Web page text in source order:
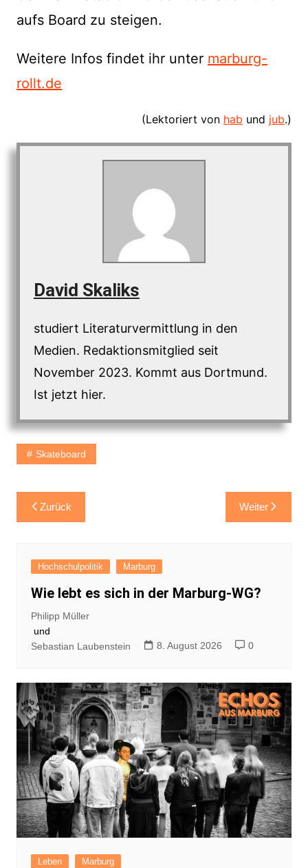
aufs Board zu steigen.
Weitere Infos findet ihr unter marburg-
rollt.de
(Lektoriert von hab und jub.)
David Skaliks
studiert Literaturvermittlung in den
Medien. Redaktionsmitglied seit
November 2023. Kommt aus Dortmund.
Ist jetzt hier.
Skateboard
Beitragsnavigation
Zurück Weiter
Hochschulpolitik Marburg
Wie lebt es sich in der Marburg-WG?
Philipp Müller
und
Sebastian Laubenstein
8. August 2026 0
Leben Marburg